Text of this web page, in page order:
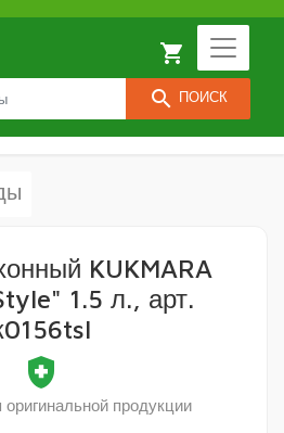
search ПОИСК
local_grocery_store
KUKMARA
1.5 л., арт.
health_and_safety
оригинальной продукции